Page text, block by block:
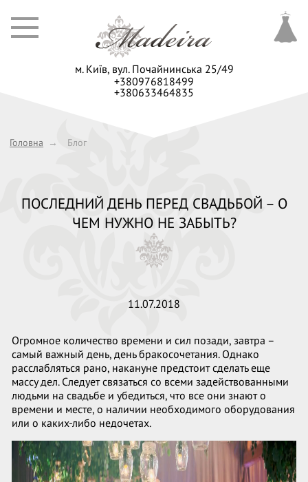
+380976818499
+380633464835
м. Київ, вул. Почайнинська 25/49
Головна → Блог
ПОСЛЕДНИЙ ДЕНЬ ПЕРЕД СВАДЬБОЙ – О
ЧЕМ НУЖНО НЕ ЗАБЫТЬ?
11.07.2018
Огромное количество времени и сил позади, завтра –
самый важный день, день бракосочетания. Однако
расслабляться рано, накануне предстоит сделать еще
массу дел. Следует связаться со всеми задействованными
людьми на свадьбе и убедиться, что все они знают о
времени и месте, о наличии необходимого оборудования
или о каких-либо недочетах.